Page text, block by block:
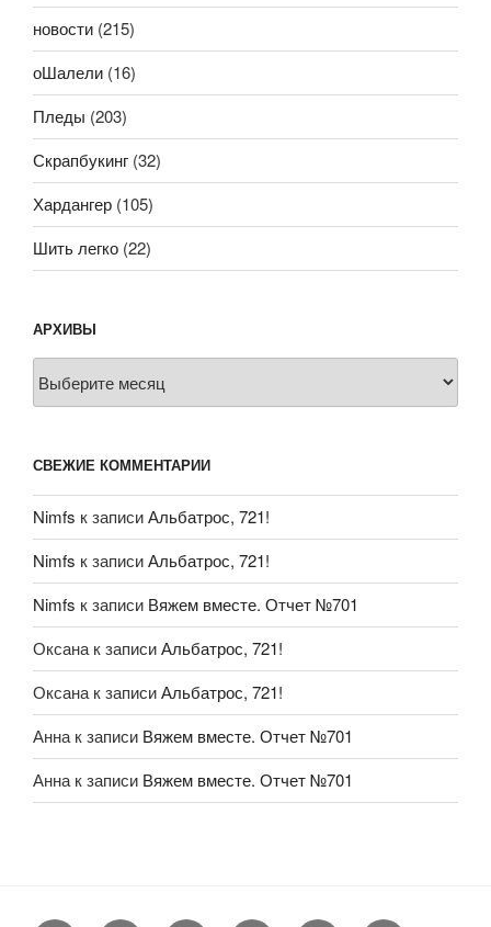
новости (215)
оШалели (16)
Пледы (203)
Скрапбукинг (32)
Хардангер (105)
Шить легко (22)
АРХИВЫ
СВЕЖИЕ КОММЕНТАРИИ
Nimfs к записиАльбатрос, 721!
Nimfs к записиАльбатрос, 721!
Nimfs к записи Вяжем вместе. Отчет №701
Оксанак записиАльбатрос, 721!
Оксанак записиАльбатрос, 721!
Аннак записи Вяжем вместе. Отчет №701
Аннак записи Вяжем вместе. Отчет №701